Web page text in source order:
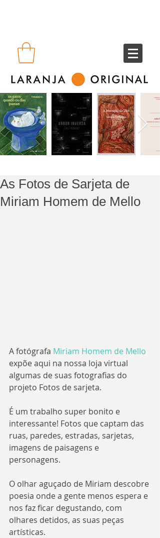
As Fotos de Sarjeta de
Miriam Homem de Mello
A fotógrafa Miriam Homem de Mello
expõe aqui na nossa loja virtual
algumas de suas fotografias do
projeto Fotos de sarjeta.
É um trabalho super bonito e
interessante! Fotos que captam das
ruas, paredes, estradas, sarjetas,
imagens de paisagens e
personagens.
O olhar aguçado de Miriam descobre
poesia onde a gente menos espera e
nos faz ficar degustando, com
olhares detidos, as suas peças
artísticas.